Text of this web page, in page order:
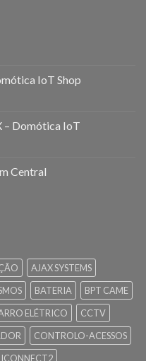
IoT Shop
– Domótica IoT
Central
AJAX SYSTEMS
BATERIA
BPT CAME
ELÉTRICO
CCTV
CONTROLO-ACESSOS
ICONNECT2